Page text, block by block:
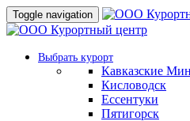
Toggle navigation
Выбрать курорт
Кавказские
Кисловодск
Ессентуки
Пятигорск